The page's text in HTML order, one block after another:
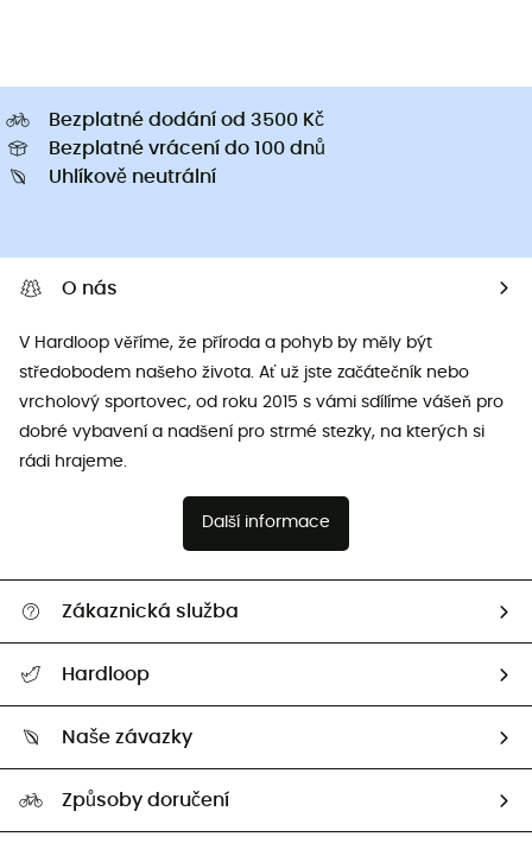
Bezplatné dodání od 3500 Kč
Bezplatné vrácení do 100 dnů
Uhlíkově neutrální
O nás
V Hardloop věříme, že příroda a pohyb by měly být
středobodem našeho života. Ať už jste začátečník nebo
vrcholový sportovec, od roku 2015 s vámi sdílíme vášeň pro
dobré vybavení a nadšení pro strmé stezky, na kterých si
rádi hrajeme.
Další informace
Zákaznická služba
Vrácení zboží a peněz
Hardloop
Naši Ambasadoři
Naše závazky
Second hand
Způsoby doručení